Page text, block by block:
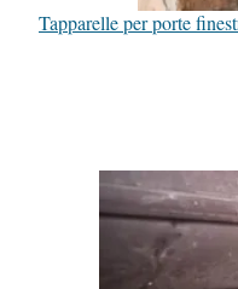
Tapparelle per porte